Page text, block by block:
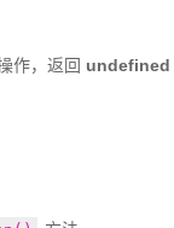
作，返回 undefined